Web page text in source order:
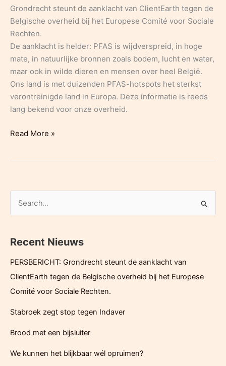
Grondrecht steunt de aanklacht van ClientEarth tegen de
Belgische overheid bij het Europese Comité voor Sociale
Rechten.
De aanklacht is helder: PFAS is wijdverspreid, in hoge
mate, in natuurlijke bronnen zoals bodem, lucht en water,
maar ook in wilde dieren en mensen over heel België.
Ons land is met duizenden PFAS-hotspots het sterkst
verontreinigde land in Europa. Deze informatie is reeds
lang bekend voor onze overheid.
PERSBERICHT:
ClientEarth
Belgische
overheid
Europese
Comité
Sociale
Read More »
k
a
r
Recent Nieuws
PERSBERICHT: Grondrecht steunt de aanklacht van
ClientEarth tegen de Belgische overheid bij het Europese
Comité voor Sociale Rechten.
Stabroek zegt stop tegen Indaver
Brood met een bijsluiter
We kunnen het blijkbaar wél opruimen?